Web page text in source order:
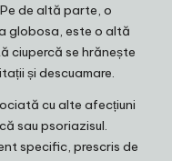
de altă parte, o
globosa, este o altă
ciupercă se hrănește
și descuamare.
cu alte afecțiuni
sau psoriazisul.
specific, prescris de